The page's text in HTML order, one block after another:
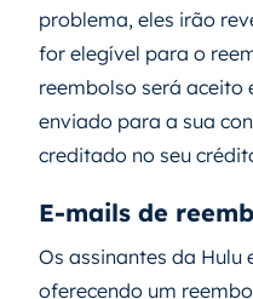
problema, eles irão
for elegível para o
reembolso será aceito
enviado para a sua
creditado no seu
E-mails de
Os assinantes da Hulu
oferecendo um